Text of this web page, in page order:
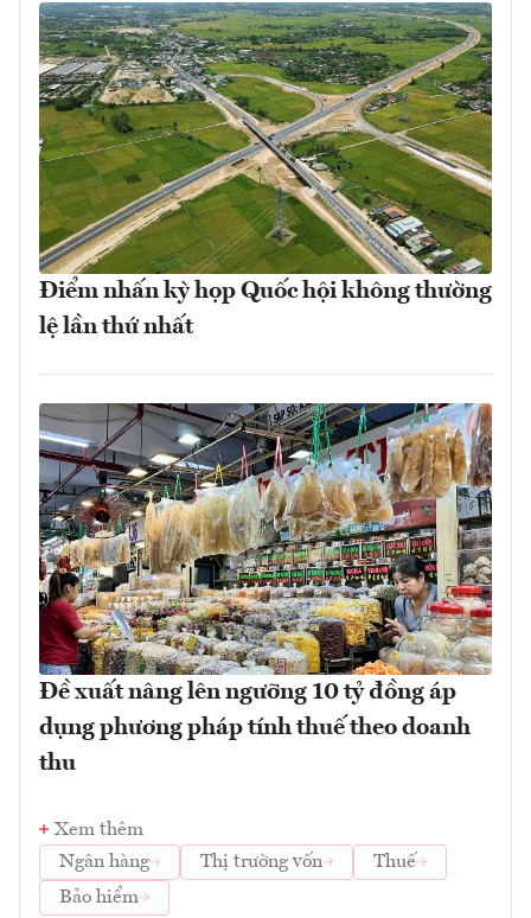
Điểm nhấn kỳ họp Quốc hội không thường
lệ lần thứ nhất
Đề xuất nâng lên ngưỡng 10 tỷ đồng áp
dụng phương pháp tính thuế theo doanh
thu
Xem thêm
Ngân hàng
Thị trường vốn
Thuế
Bảo hiểm